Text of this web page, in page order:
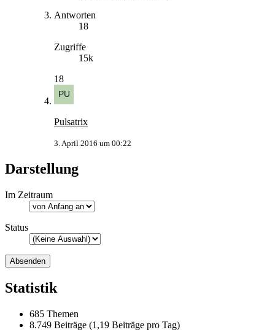
Antworten
18
Zugriffe
15k
18
Pulsatrix
3. April 2016 um 00:22
Darstellung
Im Zeitraum
Status
Statistik
685 Themen
8.749 Beiträge (1,19 Beiträge pro Tag)